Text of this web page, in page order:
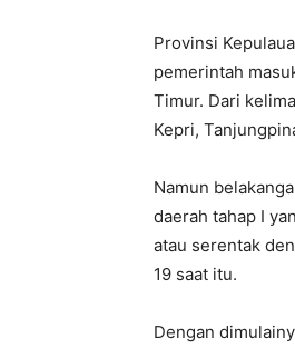
Provinsi
pemerintah
Timur. Dari
Kepri,
Namun
daerah tahap I
atau serentak
19 saat itu.
Dengan